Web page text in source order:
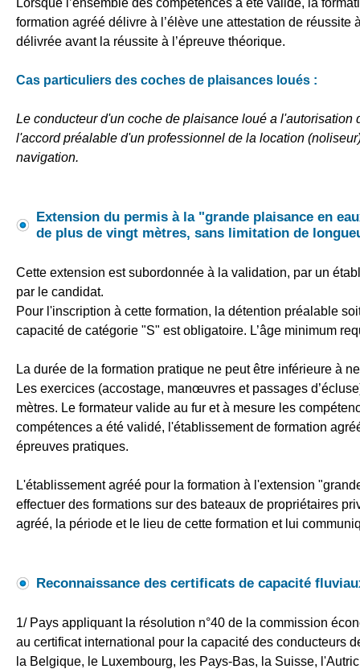
Lorsque l’ensemble des compétences a été validé, la
formation agréé délivre à l’élève une attestation de réussite
délivrée avant la réussite à l’épreuve théorique.
Cas particuliers des coches de plaisances loués :
Le conducteur d'un coche de plaisance loué a
l'accord préalable d'un professionnel de la location
navigation.
Extension du permis à la "grande plaisance en
de plus de vingt mètres, sans limitation de
Cette extension est subordonnée à la validation, par un
par le candidat.
Pour l'inscription à cette formation, la détention préalable
capacité de catégorie "S" est obligatoire. L’âge minimum
La durée de la formation pratique ne peut être inférieure à
Les exercices (accostage, manœuvres et passages
mètres. Le formateur valide au fur et à mesure les
compétences a été validé, l'établissement de formation
épreuves pratiques.
L'établissement agréé pour la formation à l'extension
effectuer des formations sur des bateaux de propriétaires
agréé, la période et le lieu de cette formation et lui
Reconnaissance des certificats de capacité
1/ Pays appliquant la résolution n°40 de la commission
au certificat international pour la capacité des conducteurs
la Belgique, le Luxembourg, les Pays-Bas, la Suisse,